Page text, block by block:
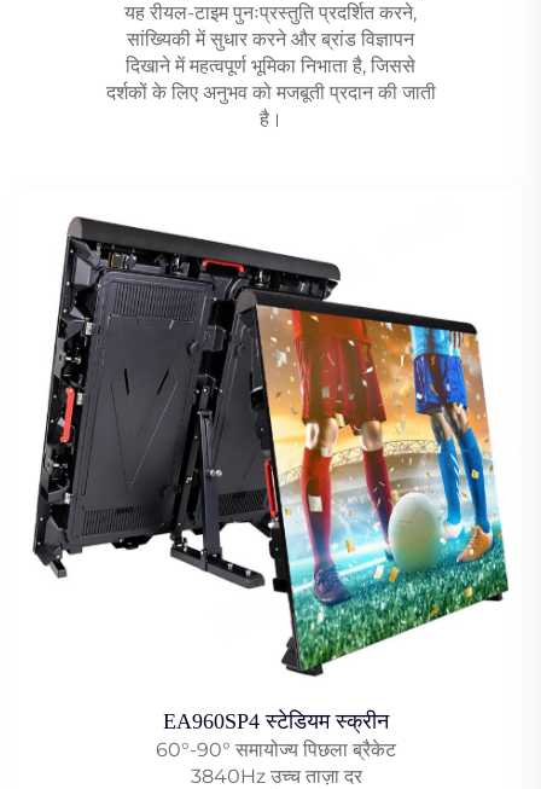
यह रीयल-टाइम पुनःप्रस्तुति प्रदर्शित करने,
सांख्यिकी में सुधार करने और ब्रांड विज्ञापन
दिखाने में महत्वपूर्ण भूमिका निभाता है, जिससे
दर्शकों के लिए अनुभव को मजबूती प्रदान की जाती
है।
EA960SP4 स्टेडियम स्क्रीन
60°-90° समायोज्य पिछला ब्रैकेट
3840Hz उच्च ताज़ा दर